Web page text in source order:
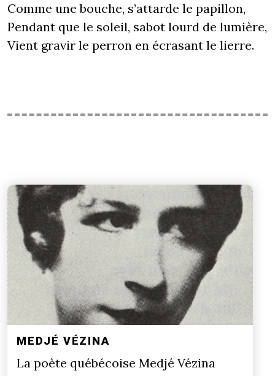
Comme une bouche, s’attarde le papillon,
Pendant que le soleil, sabot lourd de lumière,
Vient gravir le perron en écrasant le lierre.
MEDJÉ VÉZINA
La poète québécoise Medjé Vézina